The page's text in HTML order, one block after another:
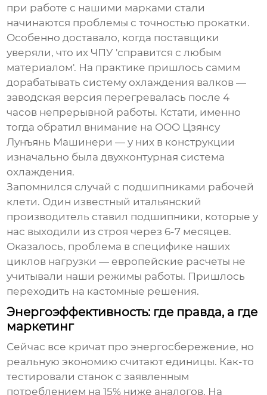
при работе с нашими марками стали
начинаются проблемы с точностью прокатки.
Особенно доставало, когда поставщики
уверяли, что их ЧПУ 'справится с любым
материалом'. На практике пришлось самим
дорабатывать систему охлаждения валков —
заводская версия перегревалась после 4
часов непрерывной работы. Кстати, именно
тогда обратил внимание на ООО Цзянсу
Лунъянь Машинери — у них в конструкции
изначально была двухконтурная система
охлаждения.
Запомнился случай с подшипниками рабочей
клети. Один известный итальянский
производитель ставил подшипники, которые у
нас выходили из строя через 6-7 месяцев.
Оказалось, проблема в специфике наших
циклов нагрузки — европейские расчеты не
учитывали наши режимы работы. Пришлось
переходить на кастомные решения.
Энергоэффективность: где правда, а где
маркетинг
Сейчас все кричат про энергосбережение, но
реальную экономию считают единицы. Как-то
тестировали станок с заявленным
потреблением на 15% ниже аналогов. На